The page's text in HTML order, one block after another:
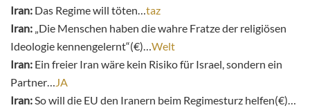
Iran: Das Regime will töten… taz
Iran: „Die Menschen haben die wahre Fratze der religiösen
Ideologie kennengelernt“(€)… Welt
Iran: Ein freier Iran wäre kein Risiko für Israel, sondern ein
Partner…
JA
Iran: So will die EU den Iranern beim Regimesturz helfen(€)…